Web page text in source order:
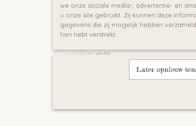
SENCOR SBL 4371 - Blender
600W - 1,6L
SENCOR SBL 4371 - Blender 600W - 1,6L
Omschrijving De SENCOR…
€ 54,95 € 49,95
we onze sociale media-, advertentie- en
u onze site gebruikt. Zij kunnen deze
gegevens die zij mogelijk hebben
hen hebt verstrekt.
Later opnieuw